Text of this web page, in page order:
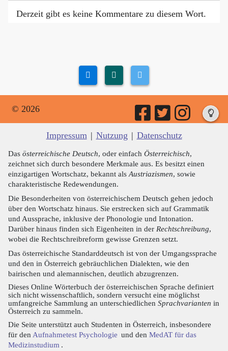
Derzeit gibt es keine Kommentare zu diesem Wort.
© 2026
Impressum | Nutzung | Datenschutz
Das österreichische Deutsch, oder einfach Österreichisch,
zeichnet sich durch besondere Merkmale aus. Es besitzt einen
einzigartigen Wortschatz, bekannt als Austriazismen, sowie
charakteristische Redewendungen.
Die Besonderheiten von österreichischem Deutsch gehen jedoch
über den Wortschatz hinaus. Sie erstrecken sich auf Grammatik
und Aussprache, inklusive der Phonologie und Intonation.
Darüber hinaus finden sich Eigenheiten in der Rechtschreibung,
wobei die Rechtschreibreform gewisse Grenzen setzt.
Das österreichische Standarddeutsch ist von der Umgangssprache
und den in Österreich gebräuchlichen Dialekten, wie den
bairischen und alemannischen, deutlich abzugrenzen.
Dieses Online Wörterbuch der österreichischen Sprache definiert
sich nicht wissenschaftlich, sondern versucht eine möglichst
umfangreiche Sammlung an unterschiedlichen Sprachvarianten in
Österreich zu sammeln.
Die Seite unterstützt auch Studenten in Österreich, insbesondere
für den Aufnahmetest Psychologie und den MedAT für das
Medizinstudium .